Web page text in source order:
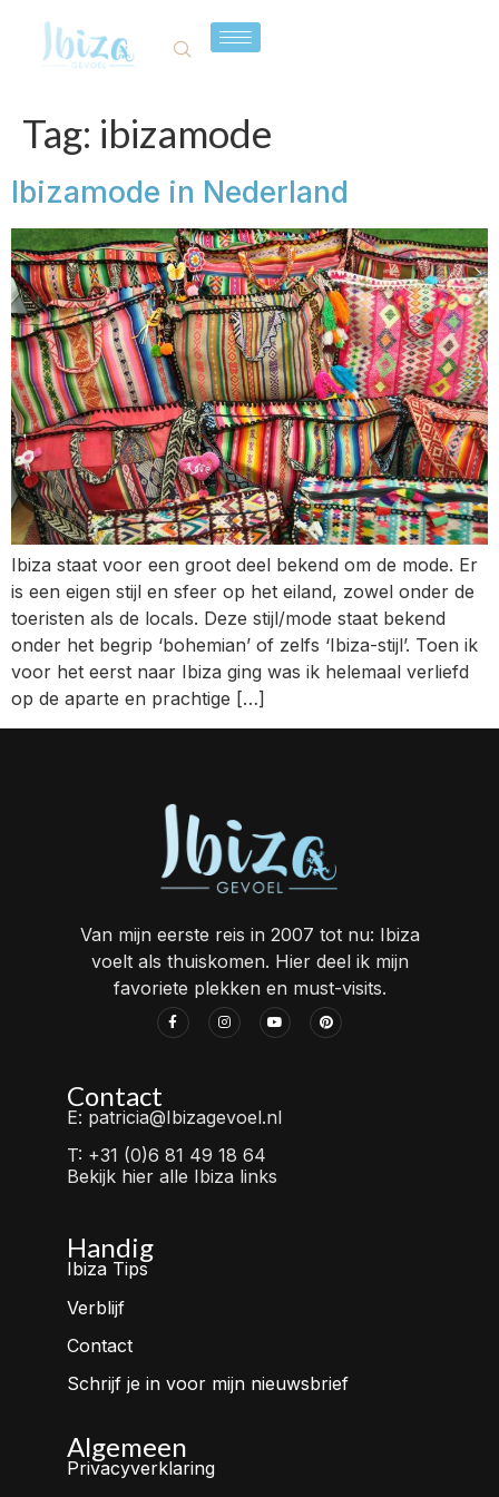
Tag: ibizamode
Ibizamode in Nederland
Ibiza staat voor een groot deel bekend om de mode. Er
is een eigen stijl en sfeer op het eiland, zowel onder de
toeristen als de locals. Deze stijl/mode staat bekend
onder het begrip ‘bohemian’ of zelfs ‘Ibiza-stijl’. Toen ik
voor het eerst naar Ibiza ging was ik helemaal verliefd
op de aparte en prachtige […]
Van mijn eerste reis in 2007 tot nu: Ibiza
voelt als thuiskomen. Hier deel ik mijn
favoriete plekken en must-visits.
Contact
E: patricia@Ibizagevoel.nl
T: +31 (0)6 81 49 18 64
Bekijk hier alle Ibiza links
Handig
Ibiza Tips
Verblijf
Contact
Schrijf je in voor mijn nieuwsbrief
Algemeen
Privacyverklaring